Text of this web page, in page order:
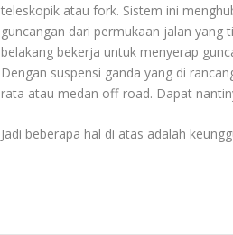
teleskopik atau fork. Sistem ini
guncangan dari permukaan jalan yang
belakang bekerja untuk menyerap
Dengan suspensi ganda yang di
rata atau medan off-road. Dapat
Jadi beberapa hal di atas adalah